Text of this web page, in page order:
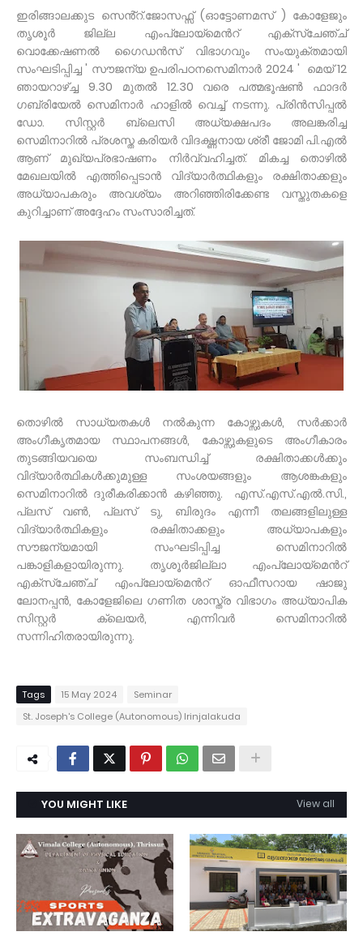
ഇരിങ്ങാലക്കുട സെൻ്റ്.ജോസഫ്സ് (ഓട്ടോണമസ് ) കോളേജും
തൃശൂർ ജില്ല എംപ്ലോയ്മെൻറ് എക്സ്ചേഞ്ച്
വൊക്കേഷണൽ ഗൈഡൻസ് വിഭാഗവും സംയുക്തമായി
സംഘടിപ്പിച്ച ' സൗജന്യ ഉപരിപഠനസെമിനാർ 2024 ' മെയ് 12
ഞായറാഴ്ച്ച 9.30 മുതൽ 12.30 വരെ പത്മഭൂഷൺ ഫാദർ
ഗബ്രിയേൽ സെമിനാർ ഹാളിൽ വെച്ച് നടന്നു. പ്രിൻസിപ്പൽ
ഡോ. സിസ്റ്റർ ബ്ലെസി അധ്യക്ഷപദം അലങ്കരിച്ച
സെമിനാറിൽ പ്രശസ്ത കരിയർ വിദഗ്ദ്ധനായ ശ്രീ ജോമി പി.എൽ
ആണ് മുഖ്യപ്രഭാഷണം നിർവ്വഹിച്ചത്. മികച്ച തൊഴിൽ
മേഖലയിൽ എത്തിപ്പെടാൻ വിദ്യാർത്ഥികളും രക്ഷിതാക്കളും
അധ്യാപകരും അവശ്യം അറിഞ്ഞിരിക്കേണ്ട വസ്തുതകളെ
കുറിച്ചാണ് അദ്ദേഹം സംസാരിച്ചത്.
തൊഴിൽ സാധ്യതകൾ നൽകുന്ന കോഴ്സുകൾ, സർക്കാർ
അംഗീകൃതമായ സ്ഥാപനങ്ങൾ, കോഴ്സുകളുടെ അംഗീകാരം
തുടങ്ങിയവയെ സംബന്ധിച്ച് രക്ഷിതാക്കൾക്കും
വിദ്യാർത്ഥികൾക്കുമുള്ള സംശയങ്ങളും ആശങ്കകളും
സെമിനാറിൽ ദുരീകരിക്കാൻ കഴിഞ്ഞു. എസ്.എസ്.എൽ.സി.,
പ്ലസ് വൺ, പ്ലസ് ടു, ബിരുദം എന്നീ തലങ്ങളിലുള്ള
വിദ്യാർത്ഥികളും രക്ഷിതാക്കളും അധ്യാപകളും
സൗജന്യമായി സംഘടിപ്പിച്ച സെമിനാറിൽ
പങ്കാളികളായിരുന്നു. തൃശൂർജില്ലാ എംപ്ലോയ്മെൻറ്
എക്സ്ചേഞ്ച് എംപ്ലോയ്മെൻറ് ഓഫീസറായ ഷാജു
ലോനപ്പൻ, കോളേജിലെ ഗണിത ശാസ്ത്ര വിഭാഗം അധ്യാപിക
സിസ്റ്റർ ക്ലെയർ, എന്നിവർ സെമിനാറിൽ
സന്നിഹിതരായിരുന്നു.
Tags 15 May 2024
Seminar
St. Joseph's College (Autonomous) Irinjalakuda
YOU MIGHT LIKE View all